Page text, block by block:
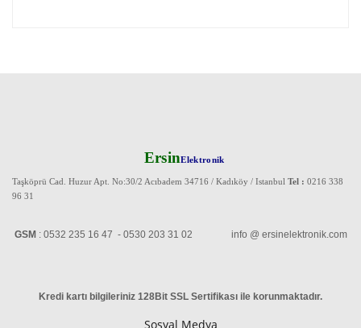
ErsinElektronik
Taşköprü Cad. Huzur Apt. No:30/2 Acıbadem 34716 / Kadıköy / Istanbul Tel : 0216 338
96 31
GSM : 0532 235 16 47 - 0530 203 31 02 info @ ersinelektronik.com
Kredi kartı bilgileriniz 128Bit SSL Sertifikası ile korunmaktadır.
Sosyal Medya